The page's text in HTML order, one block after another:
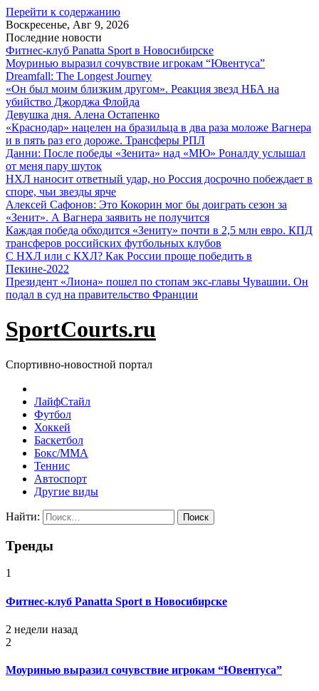
Перейти к содержанию
Воскресенье, Авг 9, 2026
Последние новости
Фитнес-клуб Panatta Sport в Новосибирске
Моуринью выразил сочувствие игрокам “Ювентуса”
Dreamfall: The Longest Journey
«Он был моим близким другом». Реакция звезд НБА на
убийство Джорджа Флойда
Девушка дня. Алена Остапенко
«Краснодар» нацелен на бразильца в два раза моложе Вагнера
и в пять раз его дороже. Трансферы РПЛ
Данни: После победы «Зенита» над «МЮ» Роналду услышал
от меня пару шуток
НХЛ наносит ответный удар, но Россия досрочно побеждает в
споре, чьи звезды ярче
Алексей Сафонов: Это Кокорин мог бы доиграть сезон за
«Зенит». А Вагнера заявить не получится
Каждая победа обходится «Зениту» почти в 2,5 млн евро. КПД
трансферов российских футбольных клубов
С НХЛ или с КХЛ? Как России проще победить в
Пекине-2022
Президент «Лиона» пошел по стопам экс-главы Чувашии. Он
подал в суд на правительство Франции
SportCourts.ru
Спортивно-новостной портал
ЛайфСтайл
Футбол
Хоккей
Баскетбол
Бокс/MMA
Теннис
Автоспорт
Другие виды
Найти:
Тренды
1
Фитнес-клуб Panatta Sport в Новосибирске
2 недели назад
2
Моуринью выразил сочувствие игрокам “Ювентуса”